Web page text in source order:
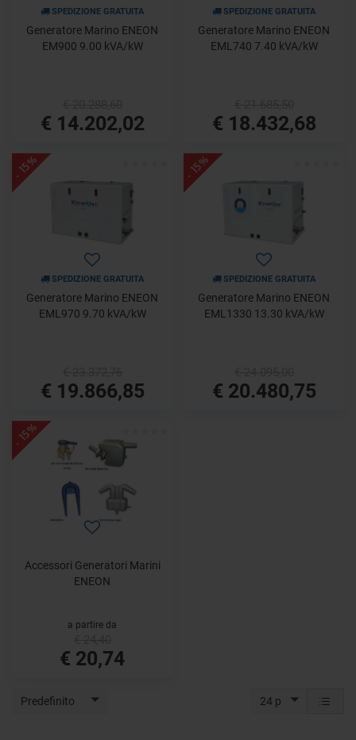
SPEDIZIONE GRATUITA
Generatore Marino ENEON
EM900 9.00 kVA/kW
€ 14.202,02
SPEDIZIONE GRATUITA
Generatore Marino ENEON
EML740 7.40 kVA/kW
€ 18.432,68
- 15%
SPEDIZIONE GRATUITA
Generatore Marino ENEON
EML970 9.70 kVA/kW
€ 19.866,85
- 15%
SPEDIZIONE GRATUITA
Generatore Marino ENEON
EML1330 13.30 kVA/kW
€ 20.480,75
- 15%
Accessori Generatori Marini
ENEON
a partire da
€ 20,74
Predefinito 24 p